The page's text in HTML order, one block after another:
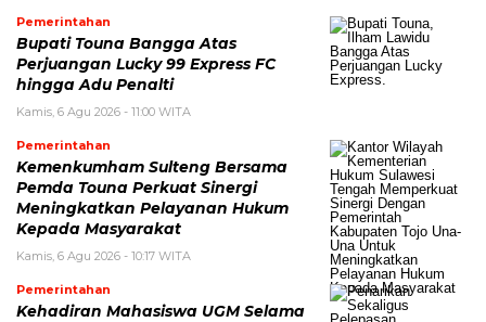
Pemerintahan
Bupati Touna Bangga Atas
Perjuangan Lucky 99 Express FC
hingga Adu Penalti
Kamis, 6 Agu 2026 - 11:00 WITA
Pemerintahan
Kemenkumham Sulteng Bersama
Pemda Touna Perkuat Sinergi
Meningkatkan Pelayanan Hukum
Kepada Masyarakat
Kamis, 6 Agu 2026 - 10:17 WITA
Pemerintahan
Kehadiran Mahasiswa UGM Selama